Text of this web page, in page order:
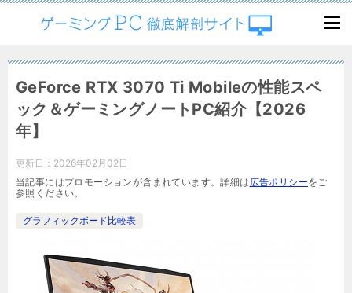
GeForce RTX 3070 Ti Mobileの性能スペ
ック＆ゲーミングノートPC紹介【2026
年】
更新日： 2026年02月02日
当記事にはプロモーションが含まれています。詳細は 広告ポリシーをご
参照ください。
グラフィックボード比較表